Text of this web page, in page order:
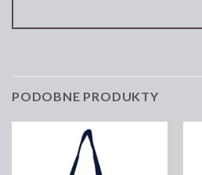
PODOBNE PRODUKTY